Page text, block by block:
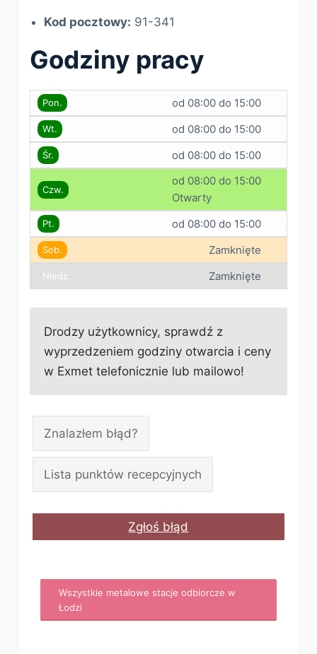
Kod pocztowy: 91-341
Godziny pracy
Pon. od 08:00 do 15:00
Wt. od 08:00 do 15:00
Śr. od 08:00 do 15:00
Czw.
od 08:00 do 15:00
Otwarty
Pt. od 08:00 do 15:00
Sob. Zamknięte
Niedz. Zamknięte
Drodzy użytkownicy, sprawdź z
wyprzedzeniem godziny otwarcia i ceny
w Exmet telefonicznie lub mailowo!
Znalazłem błąd?
Lista punktów recepcyjnych
Zgłoś błąd
Wszystkie metalowe stacje odbiorcze w
Łodzi